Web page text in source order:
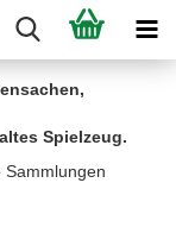
Spielzeug.
Sammlungen